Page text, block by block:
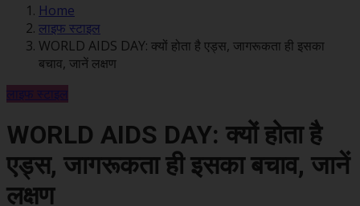
Home
लाइफ स्टाइल
WORLD AIDS DAY: क्यों होता है एड्स, जागरूकता ही इसका
बचाव, जानें लक्षण
लाइफ स्टाइल
WORLD AIDS DAY: क्यों होता है
एड्स, जागरूकता ही इसका बचाव, जानें
लक्षण